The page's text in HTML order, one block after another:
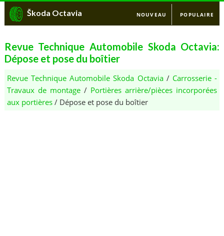
Škoda Octavia NOUVEAU POPULAIRE
Revue Technique Automobile Skoda Octavia:
Dépose et pose du boîtier
Revue Technique Automobile Skoda Octavia/ Carrosserie -
Travaux de montage/ Portières arrière/pièces incorporées
aux portières/ Dépose et pose du boîtier